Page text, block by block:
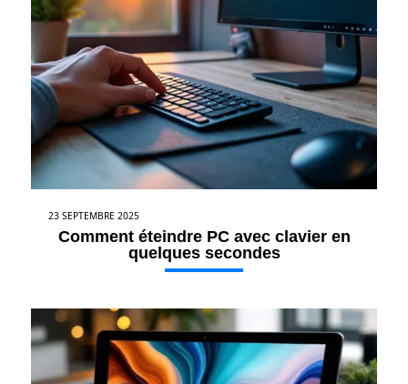
23 SEPTEMBRE 2025
Comment éteindre PC avec clavier en
quelques secondes